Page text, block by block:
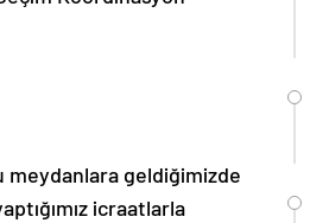
meydanlara geldiğimizde
icraatlarla